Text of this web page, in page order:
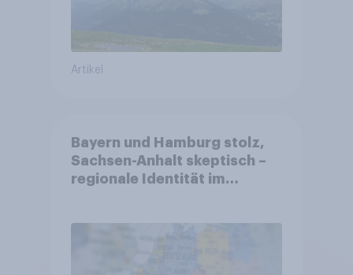
Artikel
Bayern und Hamburg stolz,
Sachsen-Anhalt skeptisch –
regionale Identität im